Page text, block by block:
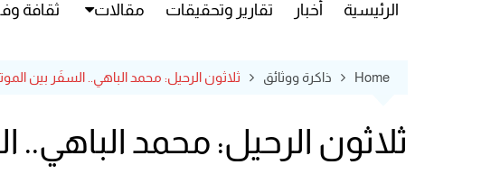
الرئيسية أخبار تقارير وتحقيقات مقالات ثقافة
مسرح
Home ذاكرة ووثائق ثلاثون الرحيل: محمد الباهي.. السفَر بين
ثلاثون الرحيل: محمد الباهي..